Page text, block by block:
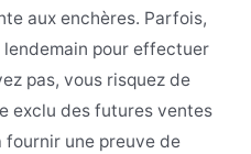
aux enchères. Parfois,
lendemain pour effectuer
pas, vous risquez de
exclu des futures ventes
fournir une preuve de